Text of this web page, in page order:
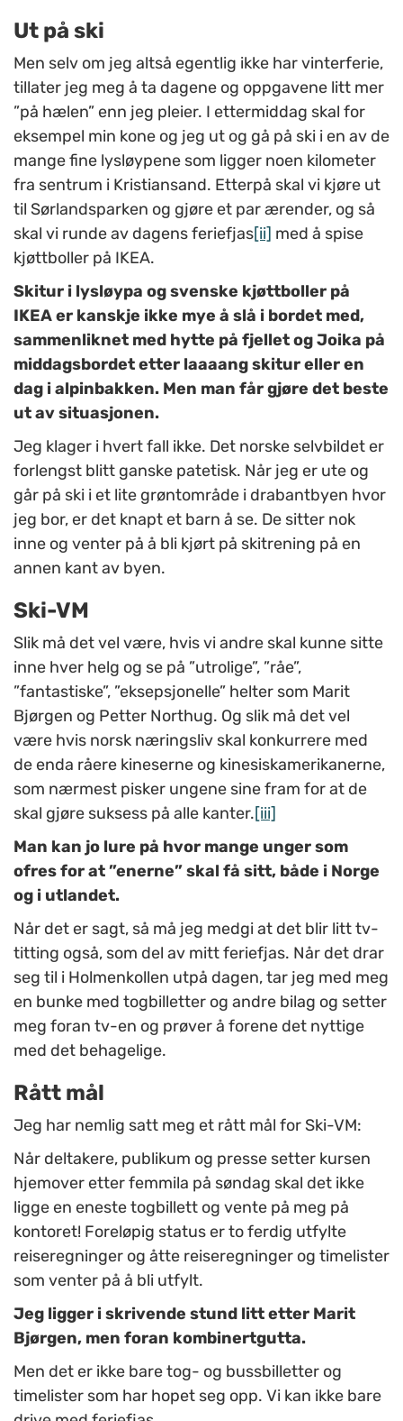
Ut på ski
Men selv om jeg altså egentlig ikke har vinterferie,
tillater jeg meg å ta dagene og oppgavene litt mer
”på hælen” enn jeg pleier. I ettermiddag skal for
eksempel min kone og jeg ut og gå på ski i en av de
mange fine lysløypene som ligger noen kilometer
fra sentrum i Kristiansand. Etterpå skal vi kjøre ut
til Sørlandsparken og gjøre et par ærender, og så
skal vi runde av dagens feriefjas[ii] med å spise
kjøttboller på IKEA.
Skitur i lysløypa og svenske kjøttboller på
IKEA er kanskje ikke mye å slå i bordet med,
sammenliknet med hytte på fjellet og Joika på
middagsbordet etter laaaang skitur eller en
dag i alpinbakken. Men man får gjøre det beste
ut av situasjonen.
Jeg klager i hvert fall ikke. Det norske selvbildet er
forlengst blitt ganske patetisk. Når jeg er ute og
går på ski i et lite grøntområde i drabantbyen hvor
jeg bor, er det knapt et barn å se. De sitter nok
inne og venter på å bli kjørt på skitrening på en
annen kant av byen.
Ski-VM
Slik må det vel være, hvis vi andre skal kunne sitte
inne hver helg og se på ”utrolige”, ”råe”,
”fantastiske”, ”eksepsjonelle” helter som Marit
Bjørgen og Petter Northug. Og slik må det vel
være hvis norsk næringsliv skal konkurrere med
de enda råere kineserne og kinesiskamerikanerne,
som nærmest pisker ungene sine fram for at de
skal gjøre suksess på alle kanter.[iii]
Man kan jo lure på hvor mange unger som
ofres for at ”enerne” skal få sitt, både i Norge
og i utlandet.
Når det er sagt, så må jeg medgi at det blir litt tv-
titting også, som del av mitt feriefjas. Når det drar
seg til i Holmenkollen utpå dagen, tar jeg med meg
en bunke med togbilletter og andre bilag og setter
meg foran tv-en og prøver å forene det nyttige
med det behagelige.
Rått mål
Jeg har nemlig satt meg et rått mål for Ski-VM:
Når deltakere, publikum og presse setter kursen
hjemover etter femmila på søndag skal det ikke
ligge en eneste togbillett og vente på meg på
kontoret! Foreløpig status er to ferdig utfylte
reiseregninger og åtte reiseregninger og timelister
som venter på å bli utfylt.
Jeg ligger i skrivende stund litt etter Marit
Bjørgen, men foran kombinertgutta.
Men det er ikke bare tog- og bussbilletter og
timelister som har hopet seg opp. Vi kan ikke bare